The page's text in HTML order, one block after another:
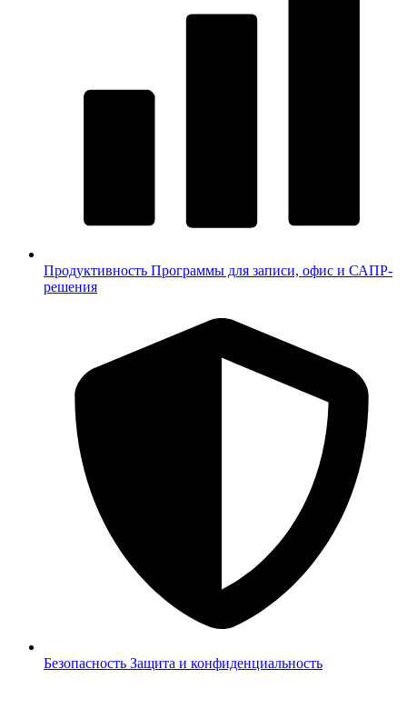
Продуктивность Программы для записи, офис и САПР-
решения
Безопасность Защита и конфиденциальность